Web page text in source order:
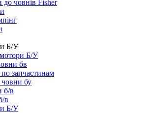
до човнів Fisher
Б/У
Б/У
бв
запчастинам
бу
б/в
в
Б/У